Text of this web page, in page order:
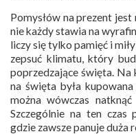
Pomysłów na prezent
nie każdy stawia na
liczy się tylko pamięć i
zepsuć klimatu, który
poprzedzające święta. Na
na święta była
można wówczas
Szczególnie na ten czas
gdzie zawsze panuje duża